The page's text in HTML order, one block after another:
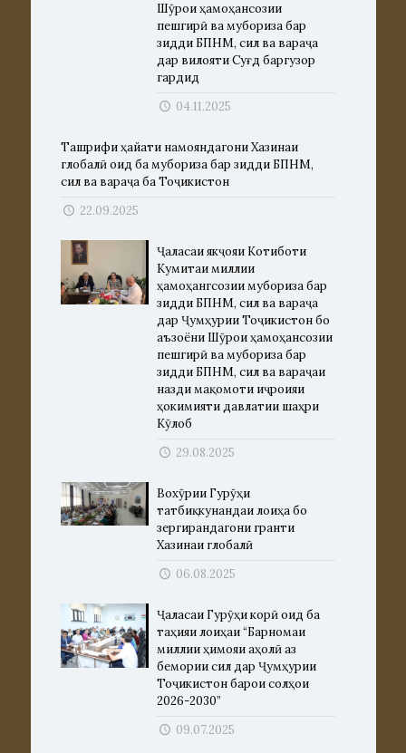
Шӯрои ҳамоҳансозии
пешгирӣ ва мубориза бар
зидди БПНМ, сил ва вараҷа
дар вилояти Суғд баргузор
гардид
04.11.2025
Ташрифи ҳайати намояндагони Хазинаи
глобалӣ оид ба мубориза бар зидди БПНМ,
сил ва вараҷа ба Тоҷикистон
22.09.2025
Ҷаласаи якҷояи Котиботи
Кумитаи миллии
ҳамоҳангсозии мубориза бар
зидди БПНМ, сил ва вараҷа
дар Ҷумҳурии Тоҷикистон бо
аъзоёни Шӯрои ҳамоҳансозии
пешгирӣ ва мубориза бар
зидди БПНМ, сил ва вараҷаи
назди мақомоти иҷроияи
ҳокимияти давлатии шаҳри
Кӯлоб
29.08.2025
Вохӯрии Гурӯҳи
татбиқкунандаи лоиҳа бо
зергирандагони гранти
Хазинаи глобалӣ
06.08.2025
Ҷаласаи Гурӯҳи корӣ оид ба
таҳияи лоиҳаи “Барномаи
миллии ҳимояи аҳолӣ аз
бемории сил дар Ҷумҳурии
Тоҷикистон барои солҳои
2026-2030”
09.07.2025